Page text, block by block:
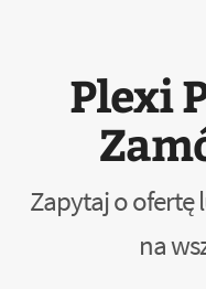
Plexi
Zapytaj o
na